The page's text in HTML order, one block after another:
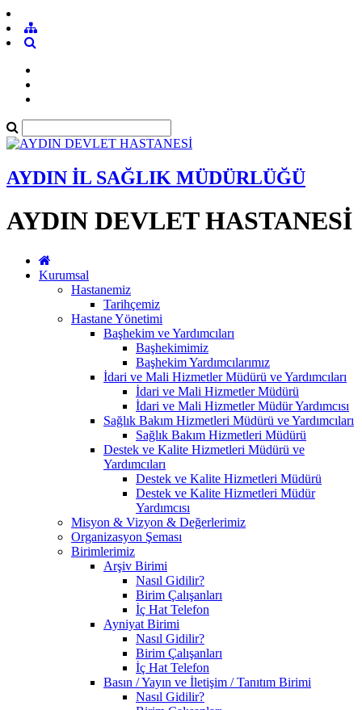
AYDIN İL SAĞLIK MÜDÜRLÜĞÜ
AYDIN DEVLET HASTANESİ
Kurumsal
Hastanemiz
Tarihçemiz
Hastane Yönetimi
Başhekim ve Yardımcıları
Başhekimimiz
Başhekim Yardımcılarımız
İdari ve Mali Hizmetler Müdürü ve Yardımcıları
İdari ve Mali Hizmetler Müdürü
İdari ve Mali Hizmetler Müdür Yardımcısı
Sağlık Bakım Hizmetleri Müdürü ve Yardımcıları
Sağlık Bakım Hizmetleri Müdürü
Destek ve Kalite Hizmetleri Müdürü ve
Yardımcıları
Destek ve Kalite Hizmetleri Müdürü
Destek ve Kalite Hizmetleri Müdür
Yardımcısı
Misyon & Vizyon & Değerlerimiz
Organizasyon Şeması
Birimlerimiz
Arşiv Birimi
Nasıl Gidilir?
Birim Çalışanları
İç Hat Telefon
Ayniyat Birimi
Nasıl Gidilir?
Birim Çalışanları
İç Hat Telefon
Basın / Yayın ve İletişim / Tanıtım Birimi
Nasıl Gidilir?